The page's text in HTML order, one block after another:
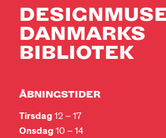
DANMARKS
BIBLIOTEK
ÅBNINGSTIDER
Tirsdag 12 – 17
Onsdag 10 – 14